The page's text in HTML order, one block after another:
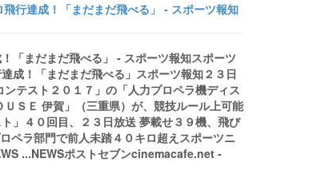
行達成！「まだまだ飛べる」 - スポーツ報知
「まだまだ飛べる」 - スポーツ報知スポーツ
成！「まだまだ飛べる」スポーツ報知２３日
テスト２０１７」の「人力プロペラ機ディス
ＳＥ 伊賀」（三重県）が、競技ルール上可能
」４０回目、２３日放送 夢載せ３９機、飛び
ペラ部門で前人未踏４０キロ超えスポーツニ
...NEWSポストセブンcinemacafe.net -